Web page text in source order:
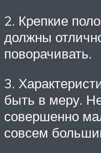
2. Крепкие
должны
поворачивать.
3.
быть в меру.
совершенно
совсем